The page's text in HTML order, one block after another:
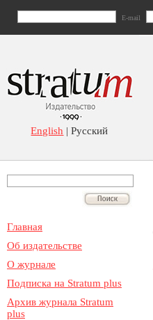
E-mail
English | Русский
Главная
Об издательстве
О журнале
Подписка на Stratum plus
Архив журнала Stratum
plus